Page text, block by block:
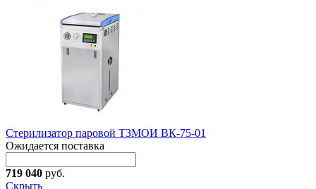
Стерилизатор паровой ТЗМОИ ВК-75-01
Ожидается поставка
719 040 руб.
Скрыть